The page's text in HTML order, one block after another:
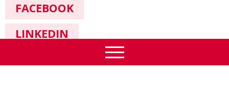
FACEBOOK
LINKEDIN